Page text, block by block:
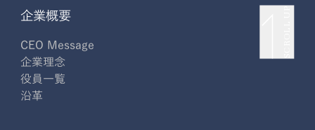
企業概要
CEO Message
企業理念
役員一覧
沿革